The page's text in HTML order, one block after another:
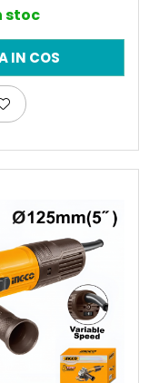
stoc
IN COS